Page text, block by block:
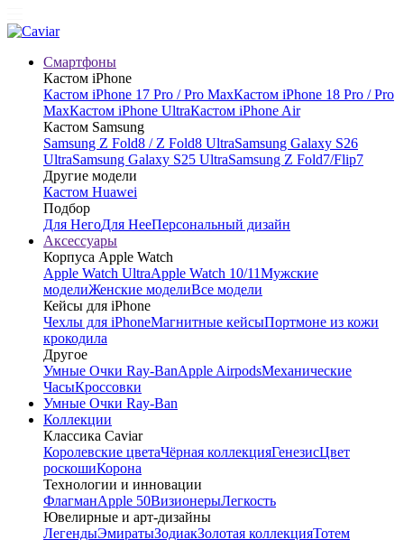
Смартфоны
Кастом iPhone
Кастом iPhone 17 Pro / Pro MaxКастом iPhone 18 Pro / Pro
MaxКастом iPhone UltraКастом iPhone Air
Кастом Samsung
Samsung Z Fold8 / Z Fold8 UltraSamsung Galaxy S26
UltraSamsung Galaxy S25 UltraSamsung Z Fold7/Flip7
Другие модели
Кастом Huawei
Подбор
Для НегоДля НееПерсональный дизайн
Аксессуары
Корпуса Apple Watch
Apple Watch UltraApple Watch 10/11Мужские
моделиЖенские моделиВсе модели
Кейсы для iPhone
Чехлы для iPhoneМагнитные кейсыПортмоне из кожи
крокодила
Другое
Умные Очки Ray-BanApple AirpodsМеханические
ЧасыКроссовки
Умные Очки Ray-Ban
Коллекции
Классика Caviar
Королевские цветаЧёрная коллекцияГенезисЦвет
роскошиКорона
Технологии и инновации
ФлагманApple 50ВизионерыЛегкость
Ювелирные и арт-дизайны
ЛегендыЭмиратыЗодиакЗолотая коллекцияТотем